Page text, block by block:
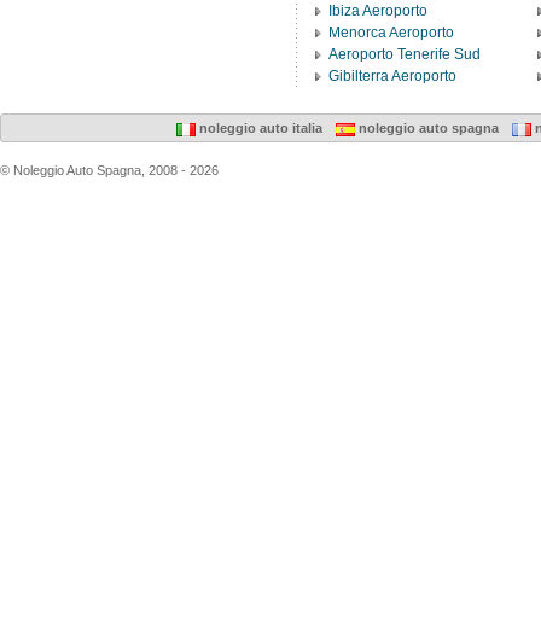
Ibiza Aeroporto
Menorca Aeroporto
Aeroporto Tenerife Sud
Gibilterra Aeroporto
noleggio auto italia noleggio auto spagna
© Noleggio Auto Spagna, 2008 - 2026